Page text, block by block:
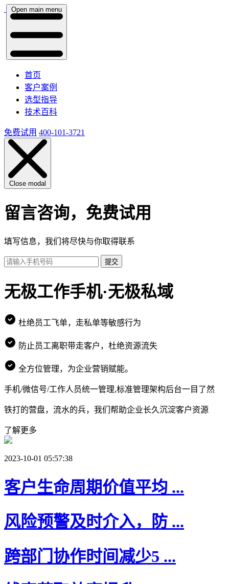
Open main menu
首页
客户案例
选型指导
技术百科
免费试用 400-101-3721
Close modal
留言咨询，免费试用
填写信息，我们将尽快与你取得联系
提交
无极工作手机·无极私域
杜绝员工飞单，走私单等敏感行为
防止员工离职带走客户，杜绝资源流失
全方位管理，为企业营销赋能。
手机/微信号/工作人员统一管理,标准管理架构后台一目了然
铁打的营盘，流水的兵，我们帮助企业长久沉淀客户资源
了解更多
2023-10-01 05:57:38
客户生命周期价值平均 ...
风险预警及时介入，防 ...
跨部门协作时间减少5 ...